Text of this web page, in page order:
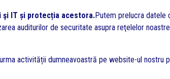
IT și protecția acestora.Putem prelucra datele
auditurilor de securitate asupra reţelelor
activității dumneavoastră pe website-ul nostru